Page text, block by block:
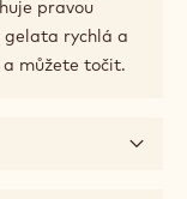
pravou
gelata rychlá a
a můžete točit.